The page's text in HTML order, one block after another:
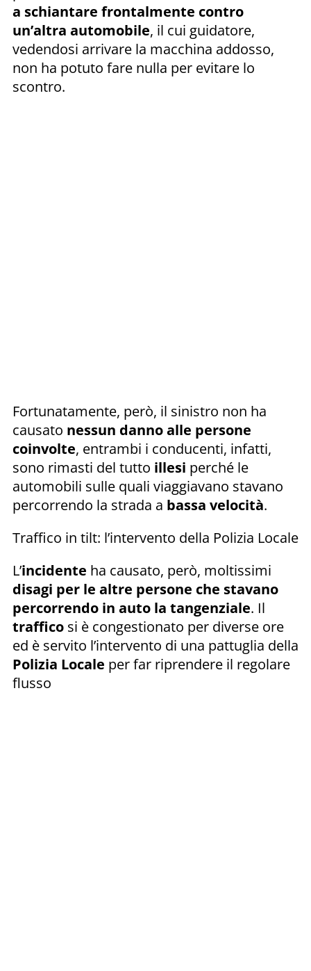
a schiantare frontalmente contro
un’altra automobile, il cui guidatore,
vedendosi arrivare la macchina addosso,
non ha potuto fare nulla per evitare lo
scontro.
Fortunatamente, però, il sinistro non ha
causato nessun danno alle persone
coinvolte, entrambi i conducenti, infatti,
sono rimasti del tutto illesi perché le
automobili sulle quali viaggiavano stavano
percorrendo la strada a bassa velocità.
Traffico in tilt: l’intervento della Polizia Locale
L’incidente ha causato, però, moltissimi
disagi per le altre persone che stavano
percorrendo in auto la tangenziale. Il
traffico si è congestionato per diverse ore
ed è servito l’intervento di una pattuglia della
Polizia Locale per far riprendere il regolare
flusso